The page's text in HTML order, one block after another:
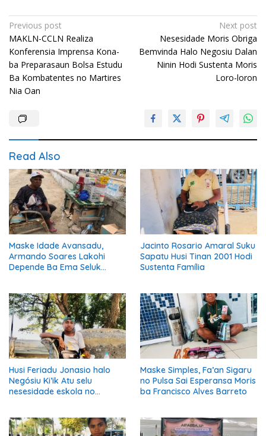
Post
navigation
Previous post
MAKLN-CCLN Realiza
Konferensia Imprensa Kona-
ba Preparasaun Bolsa Estudu
Ba Kombatentes no Martires
Nia Oan
Next post
Nesesidade Moris Obriga
Bemvinda Halo Negosiu Dalan
Ninin Hodi Sustenta Moris
Loro-loron
Read Also
Maske Idade Avansadu,
Armando Soares Lakohi
Depende Ba Ema Seluk
Jacinto Rosario Amaral Suku
Sapatu Husi Tinan 2001 Hodi
Sustenta Família
Husi Feriadu Jonasio halo
Negósiu Ki’ik Atu selu
nesesidade eskola no
Maske Simples, Fa’an Sigaru
no Pulsa Sai Esperansa Moris
ba Francisco Alves Barreto